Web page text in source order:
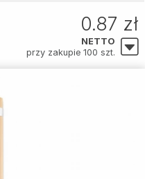
0.87 zł
NETTO
przy zakupie 100 szt.